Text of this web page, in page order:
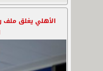
الأهلي يغلق ملف